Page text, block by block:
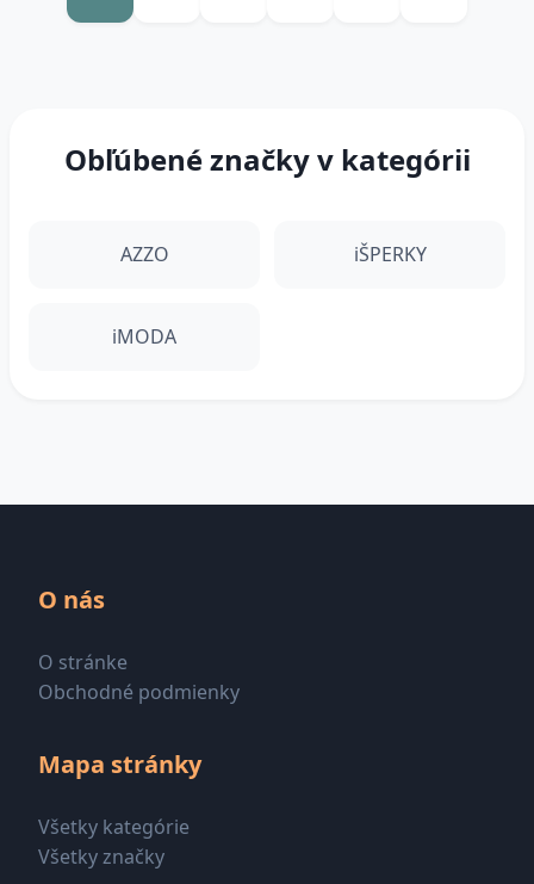
Obľúbené značky v kategórii
AZZO iŠPERKY
iMODA
O nás
O stránke
Obchodné podmienky
Mapa stránky
Všetky kategórie
Všetky značky